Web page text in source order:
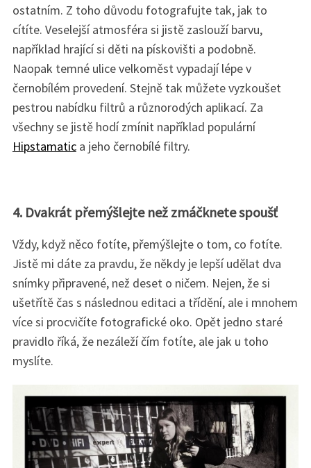
ostatním. Z toho důvodu fotografujte tak, jak to
cítíte. Veselejší atmosféra si jistě zaslouží barvu,
například hrající si děti na pískovišti a podobně.
Naopak temné ulice velkoměst vypadají lépe v
černobílém provedení. Stejně tak můžete vyzkoušet
pestrou nabídku filtrů a různorodých aplikací. Za
všechny se jistě hodí zmínit například populární
Hipstamatica jeho černobílé filtry.
4. Dvakrát přemýšlejte než zmáčknete spoušť
Vždy, když něco fotíte, přemýšlejte o tom, co fotíte.
Jistě mi dáte za pravdu, že někdy je lepší udělat dva
snímky připravené, než deset o ničem. Nejen, že si
ušetřítě čas s následnou editaci a třídění, ale i mnohem
více si procvičíte fotografické oko. Opět jedno staré
pravidlo říká, že nezáleží čím fotíte, ale jak u toho
myslíte.